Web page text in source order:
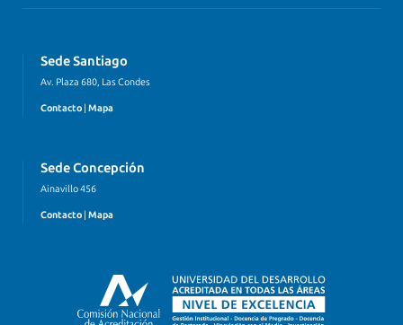
Sede Santiago
Av. Plaza 680, Las Condes
Contacto | Mapa
Sede Concepción
Ainavillo 456
Contacto | Mapa